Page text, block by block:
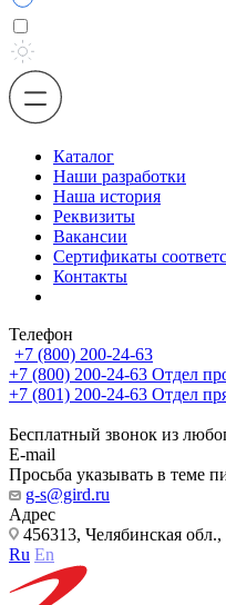
Каталог
Наши разработки
Наша история
Реквизиты
Вакансии
Сертификаты
Контакты
Телефон
+7 (800) 200-24-63
+7 (800) 200-24-63 Отдел
+7 (801) 200-24-63 Отдел
Бесплатный звонок из
E-mail
Просьба указывать в теме
g-s@gird.ru
Адрес
456313, Челябинская
Ru En